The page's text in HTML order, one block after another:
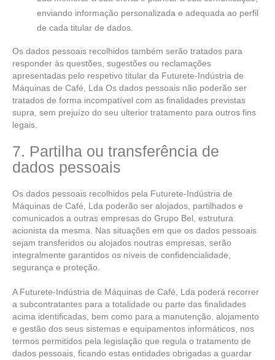
enviando informação personalizada e adequada ao perfil
de cada titular de dados.
Os dados pessoais recolhidos também serão tratados para
responder às questões, sugestões ou reclamações
apresentadas pelo respetivo titular da Futurete-Indústria de
Máquinas de Café, Lda Os dados pessoais não poderão ser
tratados de forma incompatível com as finalidades previstas
supra, sem prejuízo do seu ulterior tratamento para outros fins
legais.
7. Partilha ou transferência de
dados pessoais
Os dados pessoais recolhidos pela Futurete-Indústria de
Máquinas de Café, Lda poderão ser alojados, partilhados e
comunicados a outras empresas do Grupo Bel, estrutura
acionista da mesma. Nas situações em que os dados pessoais
sejam transferidos ou alojados noutras empresas, serão
integralmente garantidos os níveis de confidencialidade,
segurança e proteção.
A Futurete-Indústria de Máquinas de Café, Lda poderá recorrer
a subcontratantes para a totalidade ou parte das finalidades
acima identificadas, bem como para a manutenção, alojamento
e gestão dos seus sistemas e equipamentos informáticos, nos
termos permitidos pela legislação que regula o tratamento de
dados pessoais, ficando estas entidades obrigadas a guardar